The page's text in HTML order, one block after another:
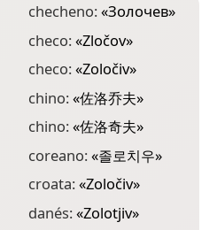
checheno:«Золочев»
checo:«Zločov»
checo:«Zoločiv»
chino:«佐洛乔夫»
chino:«佐洛奇夫»
coreano:«졸로치우»
croata:«Zoločiv»
danés:«Zolotjiv»